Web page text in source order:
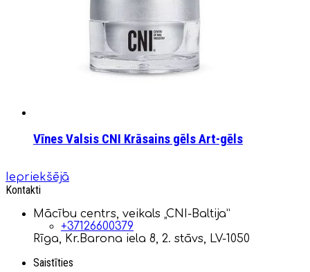
Vīnes Valsis CNI Krāsains gēls Art-gēls
Iepriekšējā
Kontakti
Mācību centrs, veikals „CNI-Baltija”
+37126600379
Rīga, Kr.Barona iela 8, 2. stāvs, LV-1050
Saistīties